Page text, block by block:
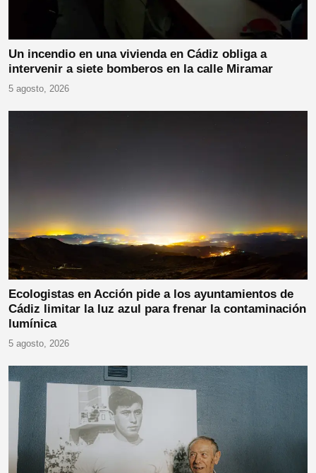
Un incendio en una vivienda en Cádiz obliga a
intervenir a siete bomberos en la calle Miramar
5 agosto, 2026
Ecologistas en Acción pide a los ayuntamientos de
Cádiz limitar la luz azul para frenar la contaminación
lumínica
5 agosto, 2026